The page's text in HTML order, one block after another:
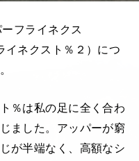
フライネクス
イネクスト％２）につ
％は私の足に全く合わ
ました。アッパーが窮
が半端なく、高額なシ